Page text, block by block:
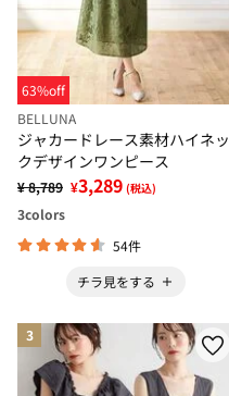
63%off
BELLUNA
ジャカードレース素材ハイネッ
クデザインワンピース
¥ 8,789 ¥3,289 (税込)
3colors
54件
チラ見をする
3